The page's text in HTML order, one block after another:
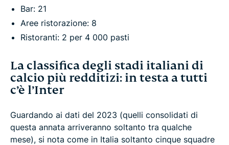
Bar: 21
Aree ristorazione: 8
Ristoranti: 2 per 4 000 pasti
La classifica degli stadi italiani di
calcio più redditizi: in testa a tutti
c’è l’Inter
Guardando ai dati del 2023 (quelli consolidati di
questa annata arriveranno soltanto tra qualche
mese), si nota come in Italia soltanto cinque squadre